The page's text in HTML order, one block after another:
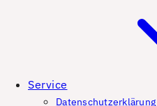
Service
Datenschutzerklärung